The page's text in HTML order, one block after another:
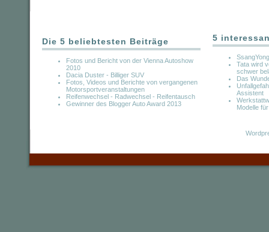
Die 5 beliebtesten Beiträge
Fotos und Bericht von der Vienna Autoshow
2010
Dacia Duster - Billiger SUV
Fotos, Videos und Berichte von vergangenen
Motorsportveranstaltungen
Reifenwechsel - Radwechsel - Reifentausch
Gewinner des Blogger Auto Award 2013
5
Tata wird
schwer
Das
Assistent
Modelle